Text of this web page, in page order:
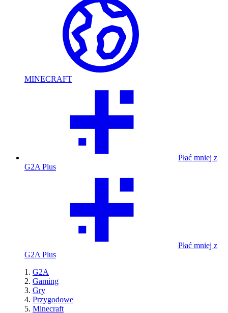
MINECRAFT
Płać mniej z
G2A Plus
Płać mniej z
G2A Plus
G2A
Gaming
Gry
Przygodowe
Minecraft